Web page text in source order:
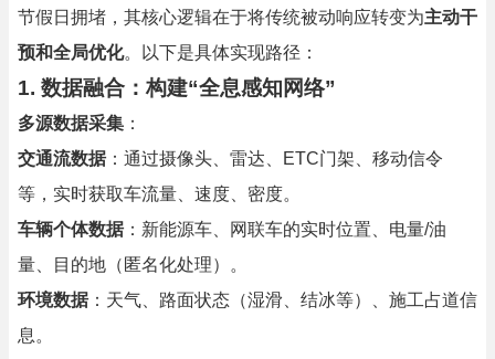
节假日拥堵，其核心逻辑在于将传统被动响应转变为主动干
预和全局优化。以下是具体实现路径：
1. 数据融合：构建“全息感知网络”
多源数据采集 ：
交通流数据：通过摄像头、雷达、ETC门架、移动信令
等，实时获取车流量、速度、密度。
车辆个体数据：新能源车、网联车的实时位置、电量/油
量、目的地（匿名化处理）。
环境数据：天气、路面状态（湿滑、结冰等）、施工占道信
息。